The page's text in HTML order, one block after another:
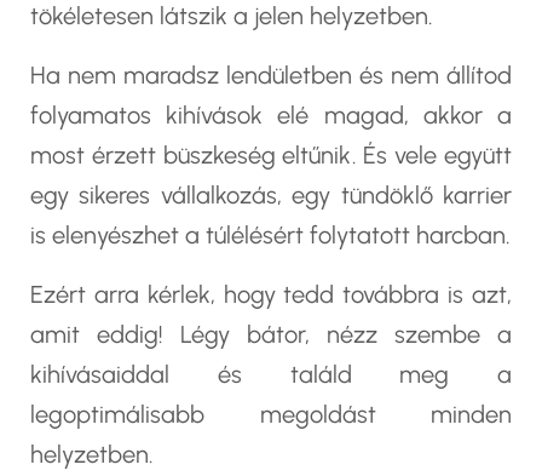
tökéletesen látszik a jelen helyzetben.
Ha nem maradsz lendületben és nem állítod
folyamatos kihívások elé magad, akkor a
most érzett büszkeség eltűnik. És vele együtt
egy sikeres vállalkozás, egy tündöklő karrier
is elenyészhet a túlélésért folytatott harcban.
Ezért arra kérlek, hogy tedd továbbra is azt,
amit eddig! Légy bátor, nézz szembe a
kihívásaiddal és találd meg a
legoptimálisabb megoldást minden
helyzetben.